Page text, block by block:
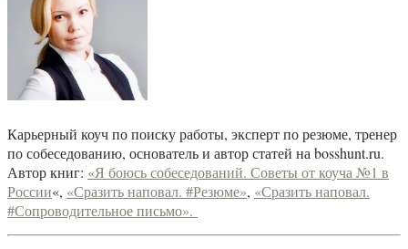
Карьерный коуч по поиску работы, эксперт по резюме, тренер
по собеседованию, основатель и автор статей на bosshunt.ru.
Автор книг: «Я боюсь собеседований. Советы от коуча №1 в
России«, «Сразить наповал. #Резюме», «Сразить наповал.
#Сопроводительное письмо».